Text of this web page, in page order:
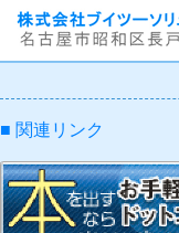
■ 関連リンク